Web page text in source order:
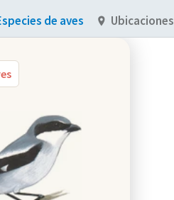
de aves Ubicaciones